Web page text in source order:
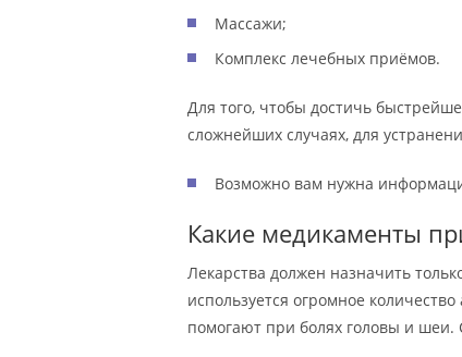
Массажи;
Комплекс лечебных приёмов.
Для того, чтобы достичь
сложнейших случаях, для
Возможно вам нужна
Какие медикаменты
Лекарства должен назначить
используется огромное
помогают при болях головы и